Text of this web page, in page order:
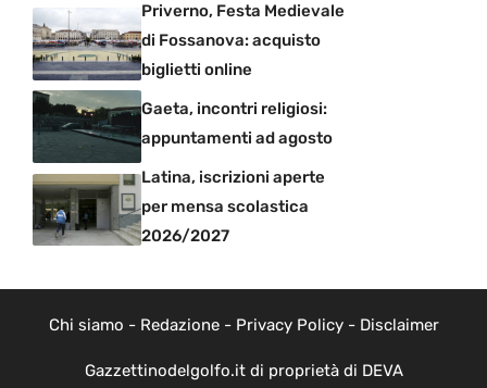
Priverno, Festa Medievale
di Fossanova: acquisto
biglietti online
Gaeta, incontri religiosi:
appuntamenti ad agosto
Latina, iscrizioni aperte
per mensa scolastica
2026/2027
Chi siamo - Redazione- Privacy Policy- Disclaimer
Gazzettinodelgolfo.it di proprietà di DEVA